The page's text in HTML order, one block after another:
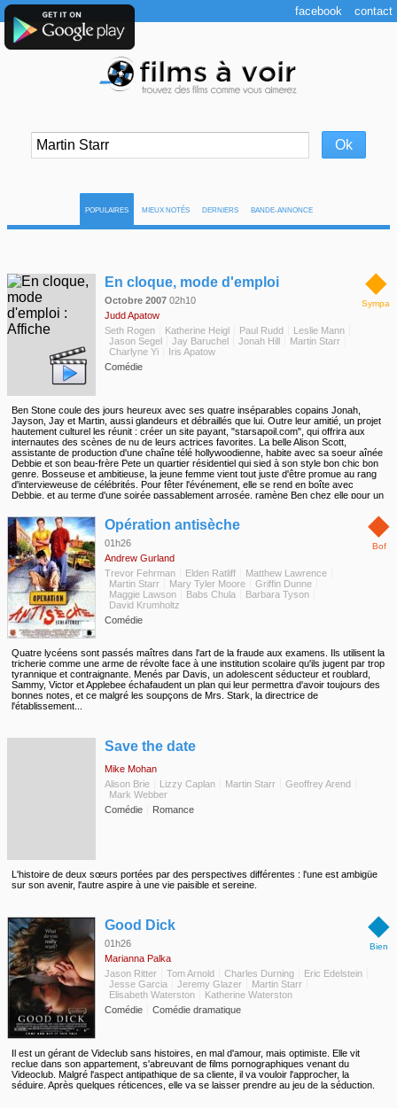
POPULAIRES MIEUX NOTÉS DERNIERS BANDE-ANNONCE
◆
Sympa
En cloque, mode d'emploi
Octobre 2007 02h10
Judd Apatow
Seth Rogen
Katherine Heigl Paul Rudd
Leslie Mann
Jason Segel
Jay Baruchel Jonah Hill
Martin Starr
Charlyne Yi
Iris Apatow
Comédie
Ben Stone coule des jours heureux avec ses quatre inséparables copains Jonah,
Jayson, Jay et Martin, aussi glandeurs et débraillés que lui. Outre leur amitié, un projet
hautement culturel les réunit : créer un site payant, "starsapoil.com", qui offrira aux
internautes des scènes de nu de leurs actrices favorites. La belle Alison Scott,
assistante de production d'une chaîne télé hollywoodienne, habite avec sa soeur aînée
Debbie et son beau-frère Pete un quartier résidentiel qui sied à son style bon chic bon
genre. Bosseuse et ambitieuse, la jeune femme vient tout juste d'être promue au rang
d'intervieweuse de célébrités. Pour fêter l'événement, elle se rend en boîte avec
Debbie, et au terme d'une soirée passablement arrosée, ramène Ben chez elle pour un
fermement. Fin de l'histoire ? Pas tout à fait, car, huit semaines plus tard, des nausées
suspectes lui révèlent son état...
◆
Bof
Opération antisèche
01h26
Andrew Gurland
Trevor Fehrman
Elden Ratliff
Matthew Lawrence
Martin Starr
Mary Tyler Moore
Griffin Dunne
Maggie Lawson
Babs Chula
Barbara Tyson
David Krumholtz
Comédie
Quatre lycéens sont passés maîtres dans l'art de la fraude aux examens. Ils utilisent la
tricherie comme une arme de révolte face à une institution scolaire qu'ils jugent par trop
tyrannique et contraignante. Menés par Davis, un adolescent séducteur et roublard,
Sammy, Victor et Applebee échafaudent un plan qui leur permettra d'avoir toujours des
bonnes notes, et ce malgré les soupçons de Mrs. Stark, la directrice de
l'établissement...
Save the date
Mike Mohan
Alison Brie
Lizzy Caplan Martin Starr
Geoffrey Arend
Mark Webber
Comédie
Romance
L'histoire de deux sœurs portées par des perspectives différentes : l'une est ambigüe
sur son avenir, l'autre aspire à une vie paisible et sereine.
◆
Bien
Good Dick
01h26
Marianna Palka
Jason Ritter
Tom Arnold Charles Durning
Eric Edelstein
Jesse Garcia
Jeremy Glazer
Martin Starr
Elisabeth Waterston
Katherine Waterston
Comédie
Comédie dramatique
Il est un gérant de Videclub sans histoires, en mal d'amour, mais optimiste. Elle vit
reclue dans son appartement, s'abreuvant de films pornographiques venant du
Videoclub. Malgré l'aspect antipathique de sa cliente, il va vouloir l'approcher, la
séduire. Après quelques réticences, elle va se laisser prendre au jeu de la séduction.
facebook contact